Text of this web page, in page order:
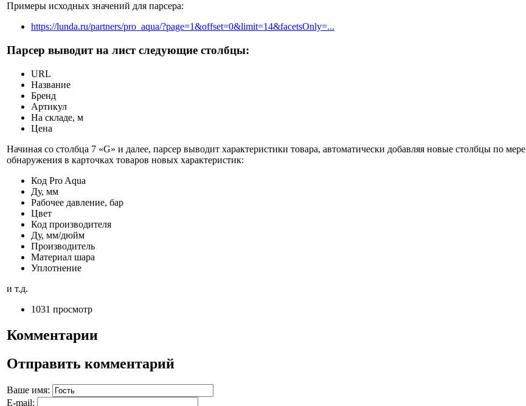
Примеры исходных значений для парсера:
https://lunda.ru/partners/pro_aqua/?page=1&offset=0&limit=14&facetsOnly=...
Парсер выводит на лист следующие столбцы:
URL
Название
Бренд
Артикул
На складе, м
Цена
Начиная со столбца 7 «G» и далее, парсер выводит характеристики товара, автоматически добавляя новые столбцы по мере
обнаружения в карточках товаров новых характеристик:
Код Pro Aqua
Ду, мм
Рабочее давление, бар
Цвет
Код производителя
Ду, мм/дюйм
Производитель
Материал шара
Уплотнение
и т.д.
1031 просмотр
Комментарии
Отправить комментарий
Ваше имя:
E-mail: